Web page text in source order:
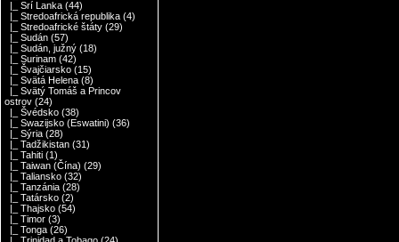
|_ Srí Lanka (44)
|_ Stredoafrická republika (4)
|_ Stredoafrické štáty (29)
|_ Sudán (57)
|_ Sudán, južný (18)
|_ Surinam (42)
|_ Švajčiarsko (15)
|_ Svätá Helena (8)
|_ Svätý Tomáš a Princov
ostrov (24)
|_ Švédsko (38)
|_ Swazijsko (Eswatini) (36)
|_ Sýria (28)
|_ Tadžikistan (31)
|_ Tahiti (1)
|_ Taiwan (Čína) (29)
|_ Taliansko (32)
|_ Tanzánia (28)
|_ Tatársko (2)
|_ Thajsko (54)
|_ Timor (3)
|_ Tonga (26)